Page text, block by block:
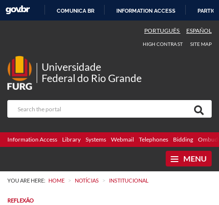
COMUNICA BR INFORMATION ACCESS
PORTUGUÊS ESPAÑOL
HIGH CONTRAST SITE MAP
Universidade
Federal do Rio Grande
Information Access Library Systems Webmail Telephones Bidding
MENU
YOU ARE HERE: HOME > NOTÍCIAS > INSTITUCIONAL
REFLEXÃO